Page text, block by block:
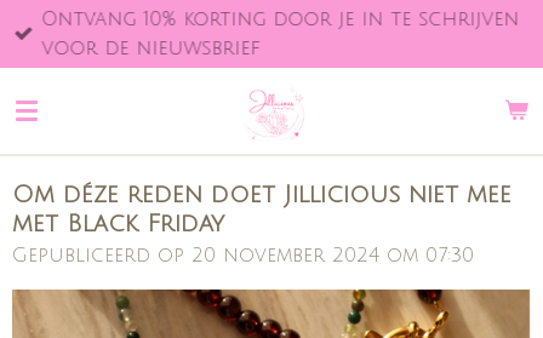
Ga
direct
de
Ontvang 10% korting door je in te schrijven
voor de nieuwsbrief
Om déze reden doet Jillicious niet mee
met Black Friday
Gepubliceerd op 20 november 2024 om 07:30